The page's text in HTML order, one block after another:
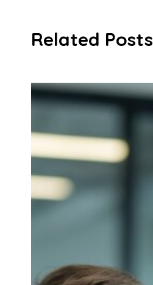
Related Posts